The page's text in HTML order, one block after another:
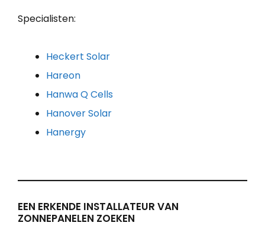
Specialisten:
Heckert Solar
Hareon
Hanwa Q Cells
Hanover Solar
Hanergy
EEN ERKENDE INSTALLATEUR VAN
ZONNEPANELEN ZOEKEN